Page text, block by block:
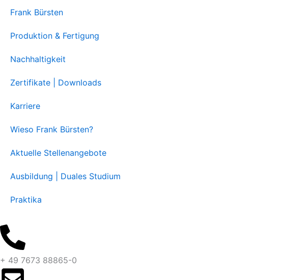
Frank Bürsten
Produktion & Fertigung
Nachhaltigkeit
Zertifikate | Downloads
Karriere
Wieso Frank Bürsten?
Aktuelle Stellenangebote
Ausbildung | Duales Studium
Praktika
+ 49 7673 88865-0